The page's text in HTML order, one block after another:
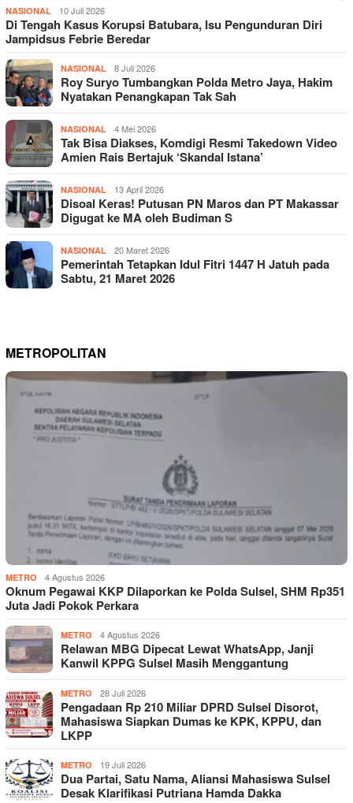
NASIONAL 10 Juli 2026
Di Tengah Kasus Korupsi Batubara, Isu Pengunduran Diri
Jampidsus Febrie Beredar
NASIONAL 8 Juli 2026
Roy Suryo Tumbangkan Polda Metro Jaya, Hakim
Nyatakan Penangkapan Tak Sah
NASIONAL 4 Mei 2026
Tak Bisa Diakses, Komdigi Resmi Takedown Video
Amien Rais Bertajuk ‘Skandal Istana’
NASIONAL 13 April 2026
Disoal Keras! Putusan PN Maros dan PT Makassar
Digugat ke MA oleh Budiman S
NASIONAL 20 Maret 2026
Pemerintah Tetapkan Idul Fitri 1447 H Jatuh pada
Sabtu, 21 Maret 2026
METROPOLITAN
METRO 4 Agustus 2026
Oknum Pegawai KKP Dilaporkan ke Polda Sulsel, SHM Rp351
Juta Jadi Pokok Perkara
METRO 4 Agustus 2026
Relawan MBG Dipecat Lewat WhatsApp, Janji
Kanwil KPPG Sulsel Masih Menggantung
METRO 28 Juli 2026
Pengadaan Rp 210 Miliar DPRD Sulsel Disorot,
Mahasiswa Siapkan Dumas ke KPK, KPPU, dan
LKPP
METRO 19 Juli 2026
Dua Partai, Satu Nama, Aliansi Mahasiswa Sulsel
Desak Klarifikasi Putriana Hamda Dakka